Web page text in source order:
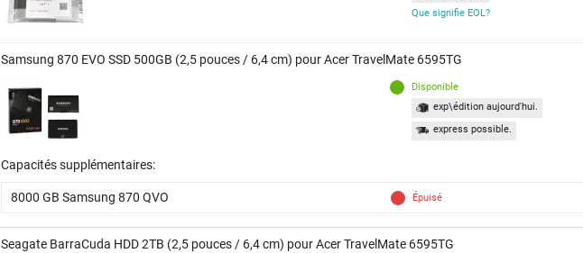
Que signifie EOL?
Samsung 870 EVO SSD 500GB (2,5 pouces / 6,4 cm) pour Acer TravelMate 6595TG
Disponible
exp\édition aujourd'hui.
express possible.
Capacités supplémentaires:
8000 GB Samsung 870 QVO Épuisé
Seagate BarraCuda HDD 2TB (2,5 pouces / 6,4 cm) pour Acer TravelMate 6595TG